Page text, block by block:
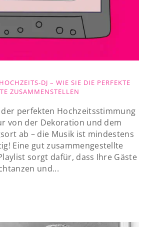
DJ – WIE SIE DIE PERFEKTE
ZUSAMMENSTELLEN
der perfekten Hochzeitsstimmung
von der Dekoration und dem
ab – die Musik ist mindestens
Eine gut zusammengestellte
sorgt dafür, dass Ihre Gäste
und...